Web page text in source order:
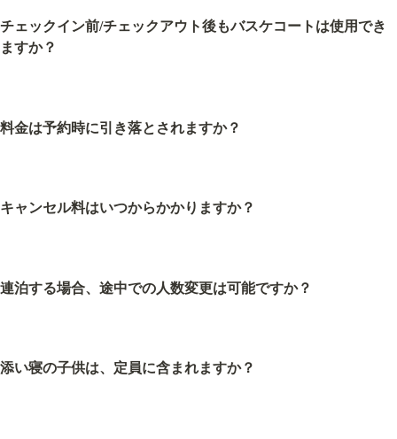
チェックイン前/チェックアウト後もバスケコートは使用でき
ますか？
料金は予約時に引き落とされますか？
キャンセル料はいつからかかりますか？
連泊する場合、途中での人数変更は可能ですか？
添い寝の子供は、定員に含まれますか？